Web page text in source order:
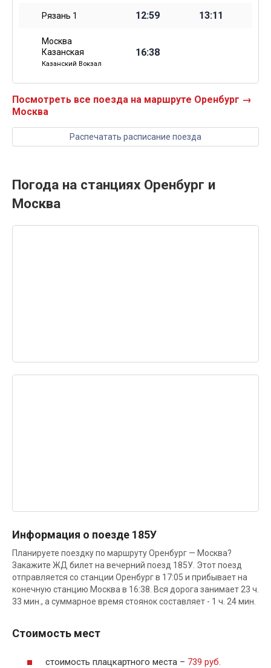
Рязань 1 12:59 13:11
Москва
Казанская
Казанский Вокзал
16:38
Посмотреть все поезда на маршруте Оренбург →
Москва
Распечатать расписание поезда
Погода на станциях Оренбург и
Москва
Информация о поезде 185У
Планируете поездку по маршруту Оренбург — Москва?
Закажите ЖД билет на вечерний поезд 185У. Этот поезд
отправляется со станции Оренбург в 17:05 и прибывает на
конечную станцию Москва в 16:38. Вся дорога занимает 23 ч.
33 мин., а суммарное время стоянок составляет - 1 ч. 24 мин.
Стоимость мест
стоимость плацкартного места – 739 руб.